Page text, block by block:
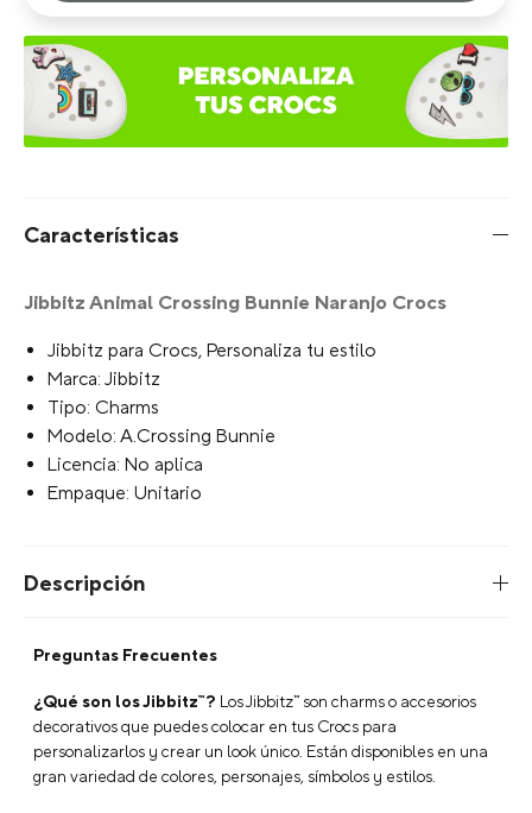
Características
Jibbitz Animal Crossing Bunnie Naranjo Crocs
Jibbitz para Crocs, Personaliza tu estilo
Marca: Jibbitz
Tipo: Charms
Modelo: A.Crossing Bunnie
Licencia: No aplica
Empaque: Unitario
Descripción
Preguntas Frecuentes
¿Qué son los Jibbitz™? Los Jibbitz™ son charms o accesorios
decorativos que puedes colocar en tus Crocs para
personalizarlos y crear un look único. Están disponibles en una
gran variedad de colores, personajes, símbolos y estilos.